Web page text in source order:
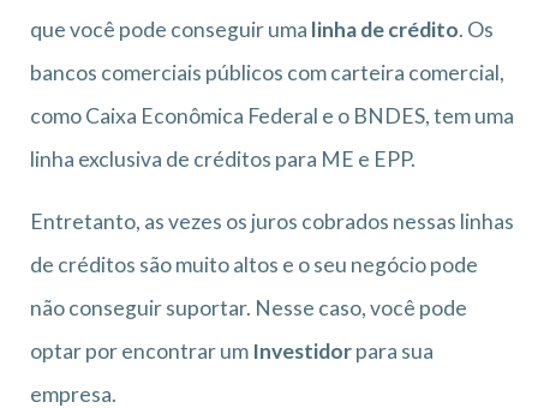
que você pode conseguir uma linha de crédito. Os
bancos comerciais públicos com carteira comercial,
como Caixa Econômica Federal e o BNDES, tem uma
linha exclusiva de créditos para ME e EPP.
Entretanto, as vezes os juros cobrados nessas linhas
de créditos são muito altos e o seu negócio pode
não conseguir suportar. Nesse caso, você pode
optar por encontrar um Investidorpara sua
empresa.